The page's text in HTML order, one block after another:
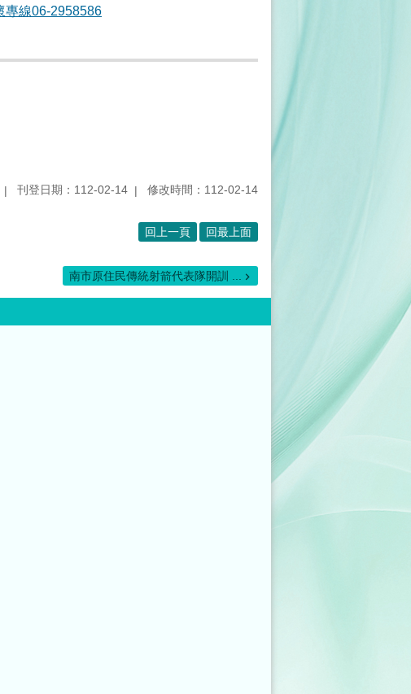
專線06-2958586
刊登日期：112-02-14 修改時間：112-02-14
回上一頁 回最上面
南市原住民傳統射箭代表隊開訓 ...